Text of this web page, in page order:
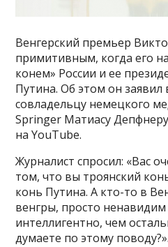
Венгерский премьер
примитивным, когда его
конем» России и ее
Путина. Об этом он
совладельцу немецкого
Springer Матиасу
на YouTube.
Журналист спросил: «Вас
том, что вы троянский
конь Путина. А кто-то в
венгры, просто ненавидим
интеллигентно, чем
думаете по этому поводу?».